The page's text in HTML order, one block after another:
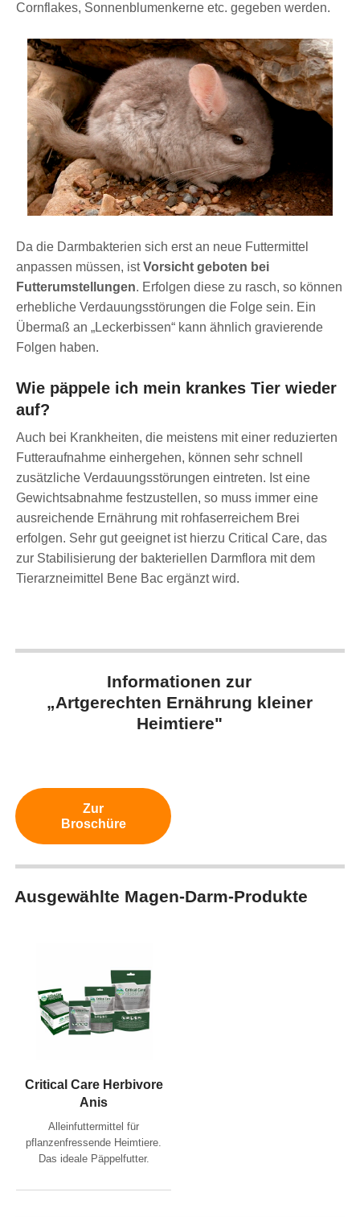
Cornflakes, Sonnenblumenkerne etc. gegeben werden.
Da die Darmbakterien sich erst an neue Futtermittel
anpassen müssen, istVorsicht geboten bei
Futterumstellungen. Erfolgen diese zu rasch, so können
erhebliche Verdauungsstörungen die Folge sein. Ein
Übermaß an „Leckerbissen“ kann ähnlich gravierende
Folgen haben.
Wie päppele ich mein krankes Tier wieder
auf?
Auch bei Krankheiten, die meistens mit einer reduzierten
Futteraufnahme einhergehen, können sehr schnell
zusätzliche Verdauungsstörungen eintreten. Ist eine
Gewichtsabnahme festzustellen, so muss immer eine
ausreichende Ernährung mit rohfaserreichem Brei
erfolgen. Sehr gut geeignet ist hierzu Critical Care, das
zur Stabilisierung der bakteriellen Darmflora mit dem
Tierarzneimittel Bene Bac ergänzt wird.
Informationen zur
„Artgerechten Ernährung kleiner
Heimtiere"
Zur
Broschüre
Ausgewählte Magen-Darm-Produkte
Critical Care Herbivore
Anis
Alleinfuttermittel für
pflanzenfressende Heimtiere.
Das ideale Päppelfutter.